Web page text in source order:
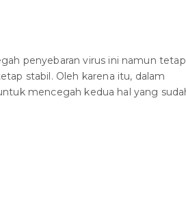
penyebaran virus ini namun tetap
stabil. Oleh karena itu, dalam
mencegah kedua hal yang